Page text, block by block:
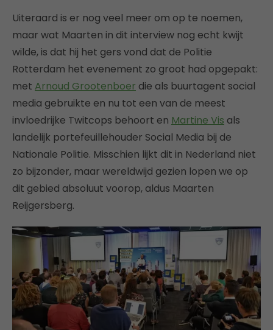
Uiteraard is er nog veel meer om op te noemen,
maar wat Maarten in dit interview nog echt kwijt
wilde, is dat hij het gers vond dat de Politie
Rotterdam het evenement zo groot had opgepakt:
met Arnoud Grootenboer die als buurtagent social
media gebruikte en nu tot een van de meest
invloedrijke Twitcops behoort en Martine Vis als
landelijk portefeuillehouder Social Media bij de
Nationale Politie. Misschien lijkt dit in Nederland niet
zo bijzonder, maar wereldwijd gezien lopen we op
dit gebied absoluut voorop, aldus Maarten
Reijgersberg.